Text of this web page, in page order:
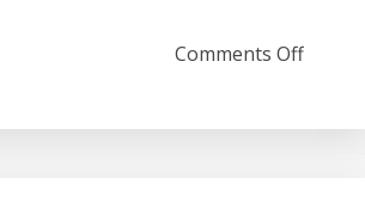
Comments Offon